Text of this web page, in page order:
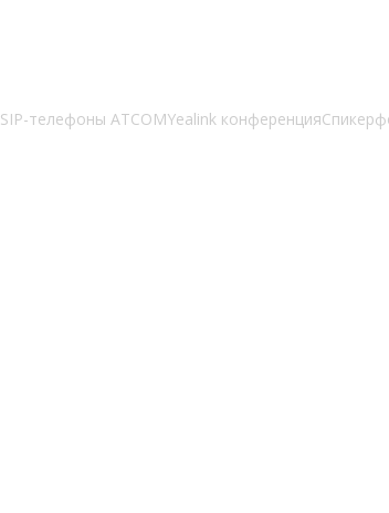
SIP-телефоны ATCOMYealink конференция